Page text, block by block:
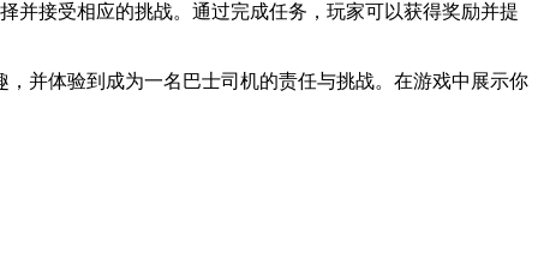
并接受相应的挑战。通过完成任务，玩家可以获得奖励并提
并体验到成为一名巴士司机的责任与挑战。在游戏中展示你